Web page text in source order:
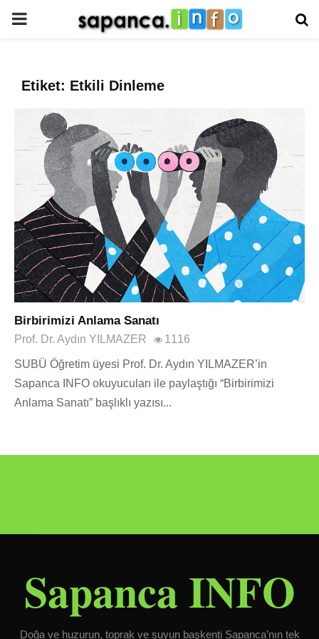
PRIMARY
Etiket: Etkili Dinleme
Birbirimizi Anlama Sanatı
Prof. Dr. Aydın YILMAZER 1116
SUBÜ Öğretim üyesi Prof. Dr. Aydın YILMAZER’in
Sapanca INFO okuyucuları ile paylaştığı “Birbirimizi
Anlama Sanatı” başlıklı yazısı...
Sapanca INFO
Doğa ve huzurun, toprak ve suyun başkenti Sapanca’nın tek